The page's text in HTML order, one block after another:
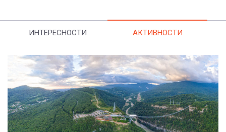
ИНТЕРЕСНОСТИ АКТИВНОСТИ